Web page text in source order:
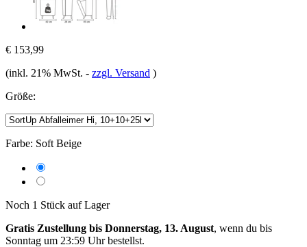
€ 153,99
(inkl. 21% MwSt. - zzgl. Versand )
Größe:
Farbe: Soft Beige
Noch 1 Stück auf Lager
Gratis Zustellung bis Donnerstag, 13. August, wenn du bis
Sonntag um 23:59 Uhrbestellst.